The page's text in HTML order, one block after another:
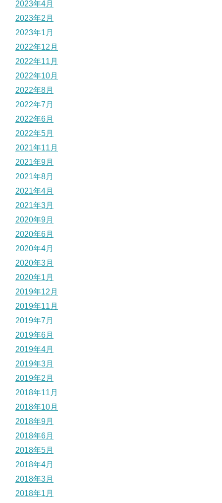
2023年4月
2023年2月
2023年1月
2022年12月
2022年11月
2022年10月
2022年8月
2022年7月
2022年6月
2022年5月
2021年11月
2021年9月
2021年8月
2021年4月
2021年3月
2020年9月
2020年6月
2020年4月
2020年3月
2020年1月
2019年12月
2019年11月
2019年7月
2019年6月
2019年4月
2019年3月
2019年2月
2018年11月
2018年10月
2018年9月
2018年6月
2018年5月
2018年4月
2018年3月
2018年1月